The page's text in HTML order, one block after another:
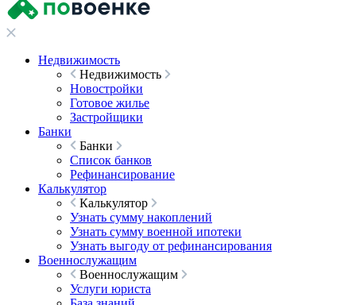
Недвижимость
Недвижимость
Новостройки
Готовое жилье
Застройщики
Банки
Банки
Список банков
Рефинансирование
Калькулятор
Калькулятор
Узнать сумму накоплений
Узнать сумму военной ипотеки
Узнать выгоду от рефинансирования
Военнослужащим
Военнослужащим
Услуги юриста